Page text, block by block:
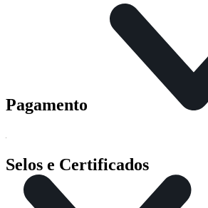
Pagamento
Selos e Certificados